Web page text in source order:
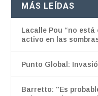
MÁS LEÍDAS
Lacalle Pou “no
activo en las
Punto Global:
Barretto: "Es